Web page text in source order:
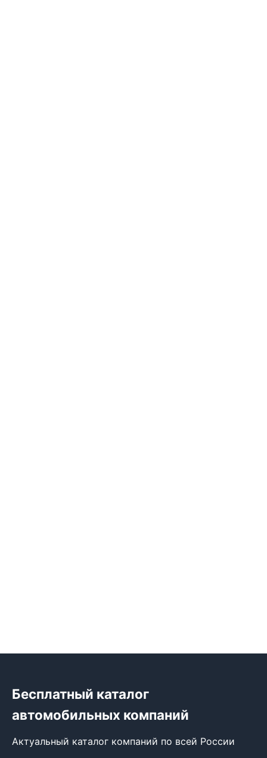
Бесплатный каталог
автомобильных компаний
Актуальный каталог компаний по всей России